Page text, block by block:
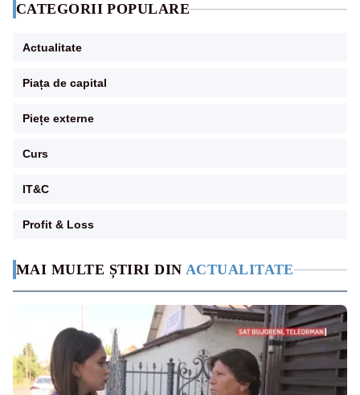
MAI MULTE ȘTIRI DIN ACTUALITATE
CATEGORII POPULARE
Actualitate
Piața de capital
Piețe externe
Curs
IT&C
Profit & Loss